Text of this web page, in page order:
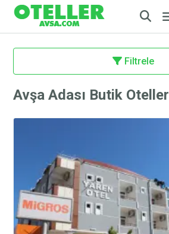
Filtrele
Avşa Adası Butik Oteller